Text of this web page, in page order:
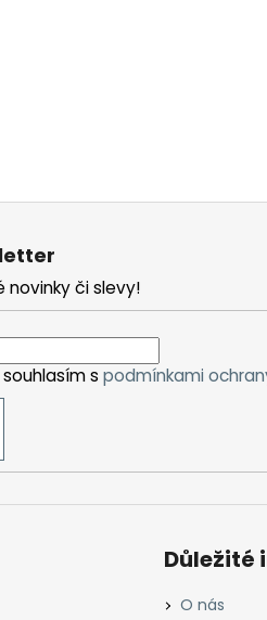
novinky či slevy!
s podmínkami
Důležité
O nás